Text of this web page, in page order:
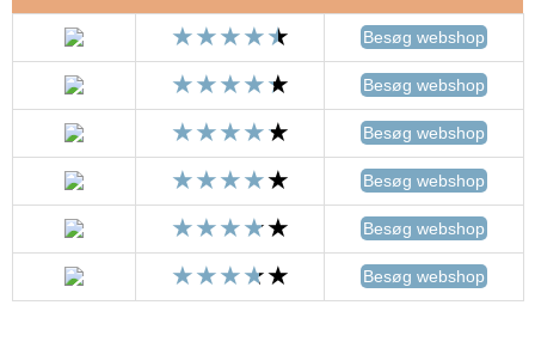
Besøg webshop
Besøg webshop
Besøg webshop
Besøg webshop
Besøg webshop
Besøg webshop